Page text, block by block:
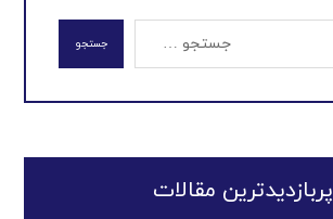
جستجو
پربازدیدترین مقالات